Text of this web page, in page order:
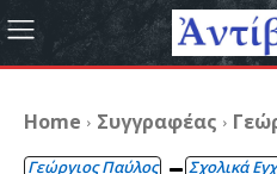
Home Συγγραφέας
Γεώργιος Παύλος Σχολικά